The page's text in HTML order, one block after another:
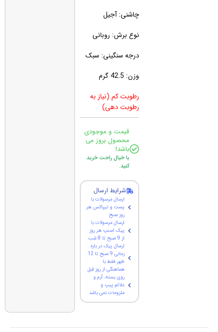
چاشنی: آجیل
نوع برش: روبانی
درجه سنگینی: سبک
وزن: 42.5 گرم
رطوبت کم (نیاز به
رطوبت دهی)
قیمت و موجودی
محصول بروز می
باشد!
با خیال راحت خرید
کنید.
شرایط ارسال
ارسال مرسولات با
پست و تیپاکس هر
روز صبح
ارسال مرسولات با
پیک اسنپ هر روز
از 9 صبح تا 8 شب
ارسال پیک در بازه
زمانی 9 صبح تا 12
ظهر فقط با
هماهنگی از روز قبل
روی بسته، آرم و
علائم پیپ و
ملزومات نمی باشد